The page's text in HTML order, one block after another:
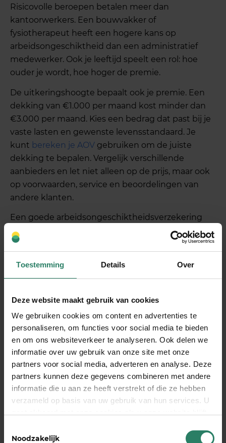
Toestemming Details Over
Deze website maakt gebruik van cookies
We gebruiken cookies om content en advertenties te
personaliseren, om functies voor social media te bieden
en om ons websiteverkeer te analyseren. Ook delen we
informatie over uw gebruik van onze site met onze
partners voor social media, adverteren en analyse. Deze
partners kunnen deze gegevens combineren met andere
informatie die u aan ze heeft verstrekt of die ze hebben
verzameld op basis van uw gebruik van hun services. U
Noodzakelijk
Risicovolle beroepen betalen meer dan
kantoorwerkers. Een bouwvakker of
fysiotherapeut heeft een hogere kans op
arbeidsongeschiktheid dan een administratief
medewerker. Ook je leeftijd speelt een rol: hoe
ouder je wordt, hoe hoger de premie.
De uitkeringshoogte bepaalt ook je premie. Een
dekking van €1.000 per maand kost minder dan
€3.000 per maand. Kies een bedrag dat past bij je
vaste lasten en gewenste levensstandaard. Je
kunt bereken je AOV gebruiken om de juiste
dekking te bepalen. Vergelijk verschillende
aanbieders en let niet alleen op de prijs, maar ook
op voorwaarden, service en beoordelingen van
andere klanten.
Een goede arbeidsongeschiktheidsverzekering
voor zzp’ers biedt financiële zekerheid tegen
onverwachte gezondheidsrisico’s. De dekking
oorzaken van arbeidsongeschiktheid en biedt
SharePeople
combineren we deze bescherming
elkaar ondersteunen, waardoor je niet alleen
verzekerd bent maar ook onderdeel wordt van
een solidaire gemeenschap die elkaar helpt bij
ziekte en herstel. De maximale dekking bij
SharePeople bedraagt €5.000 per maand.Stel je
AOV samenen ontdek hoe wij jouw onderneming
kunnen beschermen.